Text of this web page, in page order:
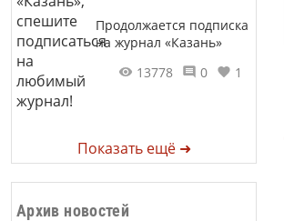
Продолжается подписка
на журнал «Казань»
13778
0 1
Показать ещё ➜
Архив новостей